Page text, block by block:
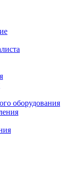
оборудования